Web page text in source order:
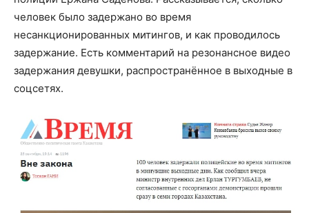
человек было задержано во время
несанкционированных митингов, и как проводилось
задержание. Есть комментарий на резонансное видео
задержания девушки, распространённое в выходные в
соцсетях.